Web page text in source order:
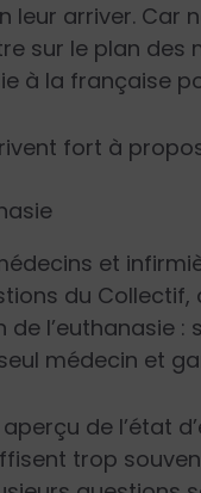
leur arriver. Car
sur le plan
à la française
fort à
et
du
de l’euthanasie
médecin et
de l’état
trop